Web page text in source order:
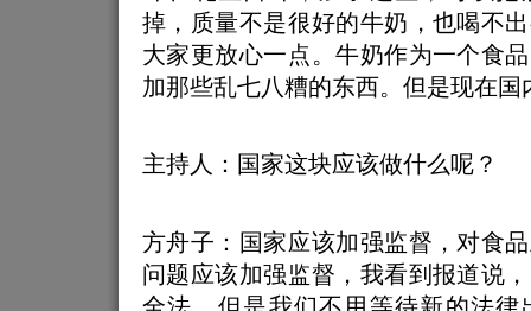
掉，质量不是很好的牛奶，也喝不
大家更放心一点。牛奶作为一个食
加那些乱七八糟的东西。但是现在国
主持人：国家这块应该做什么呢？
方舟子：国家应该加强监督，对食
问题应该加强监督，我看到报道说